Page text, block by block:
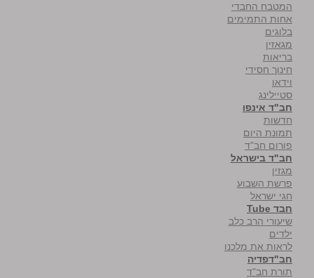
המטבח החבדי
אחות התמימים
בלוגים
מגאזין
בריאות
חינוך חסידי
וידאו
סטיילינג
חב"ד אינפו
חדשות
תמונת היום
פורום חב"ד
חב"ד בישראל
מגזין
פרשת השבוע
חגי ישראל
חבד Tube
שיעורי הרב כלב
ילדים
לראות את מלכנו
חב"דפדיה
תורת חב"ד